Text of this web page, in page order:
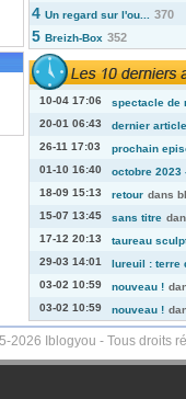
4 Un regard sur l'ou... 370
5 Breizh-Box 352
10-04 17:06
spectacle de
20-01 06:43
dernier
26-11 17:03
prochain
01-10 16:40
octobre 2023
18-09 15:13
retour dans
15-07 13:45
sans titre
17-12 20:13
taureau
29-03 14:01
lureuil : terre
03-02 10:59
nouveau !
03-02 10:59
nouveau !
2026 Iblogyou - Tous droits